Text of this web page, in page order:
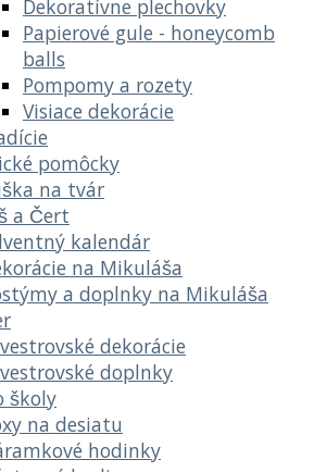
Dekoratívne plechovky
Papierové gule - honeycomb
balls
Pompomy a rozety
Visiace dekorácie
pomôcky
na tvár
a Čert
kalendár
na Mikuláša
a doplnky na Mikuláša
dekorácie
doplnky
školy
na desiatu
hodinky